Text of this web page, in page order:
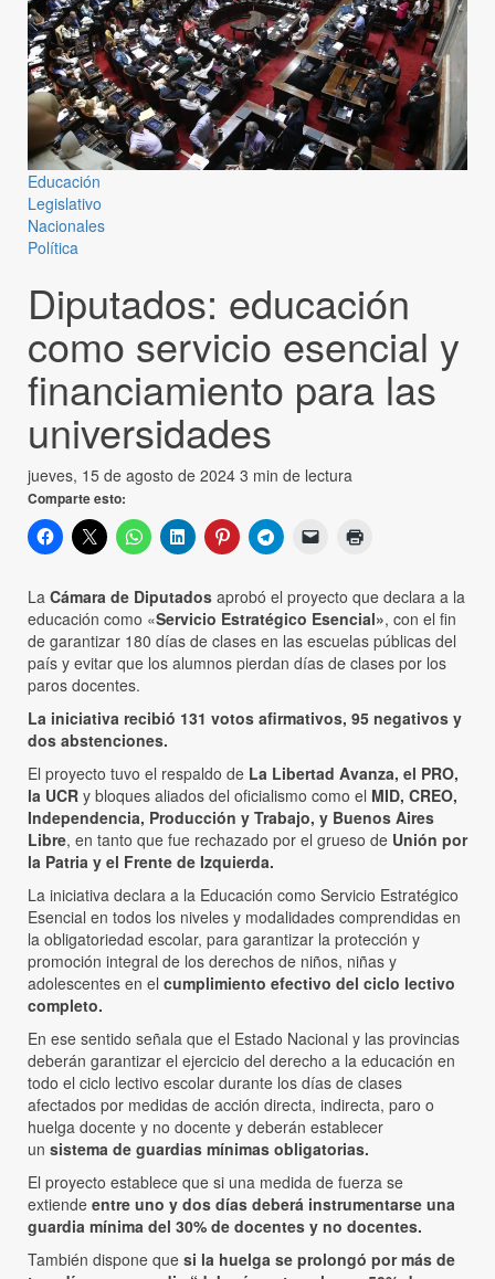
Educación
Legislativo
Nacionales
Política
Diputados: educación
como servicio esencial y
financiamiento para las
universidades
jueves, 15 de agosto de 2024 3 min de lectura
Comparte esto:
La Cámara de Diputados aprobó el proyecto que declara a la
educación como «Servicio Estratégico Esencial», con el fin
de garantizar 180 días de clases en las escuelas públicas del
país y evitar que los alumnos pierdan días de clases por los
paros docentes.
La iniciativa recibió 131 votos afirmativos, 95 negativos y
dos abstenciones.
El proyecto tuvo el respaldo de La Libertad Avanza, el PRO,
la UCR y bloques aliados del oficialismo como el MID, CREO,
Independencia, Producción y Trabajo, y Buenos Aires
Libre, en tanto que fue rechazado por el grueso de Unión por
la Patria y el Frente de Izquierda.
La iniciativa declara a la Educación como Servicio Estratégico
Esencial en todos los niveles y modalidades comprendidas en
la obligatoriedad escolar, para garantizar la protección y
promoción integral de los derechos de niños, niñas y
adolescentes en el cumplimiento efectivo del ciclo lectivo
completo.
En ese sentido señala que el Estado Nacional y las provincias
deberán garantizar el ejercicio del derecho a la educación en
todo el ciclo lectivo escolar durante los días de clases
afectados por medidas de acción directa, indirecta, paro o
huelga docente y no docente y deberán establecer
un sistema de guardias mínimas obligatorias.
El proyecto establece que si una medida de fuerza se
extiende entre uno y dos días deberá instrumentarse una
guardia mínima del 30% de docentes y no docentes.
También dispone que si la huelga se prolongó por más de